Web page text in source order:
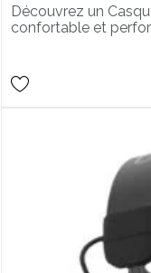
PS5/PS4/XBOX
ONE/PC/
Découvrez un
confortable et